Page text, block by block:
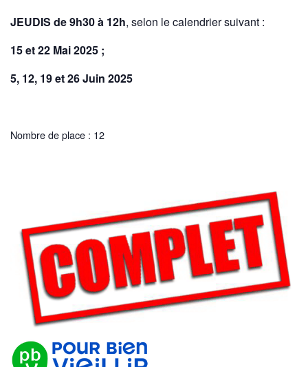
JEUDIS de 9h30 à 12h, selon le calendrier suivant :
15 et 22 Mai 2025 ;
5, 12, 19 et 26 Juin 2025
Nombre de place : 12